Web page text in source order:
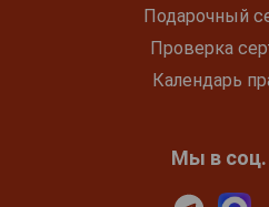
Подарочный
Проверка
Календарь
Мы в соц.